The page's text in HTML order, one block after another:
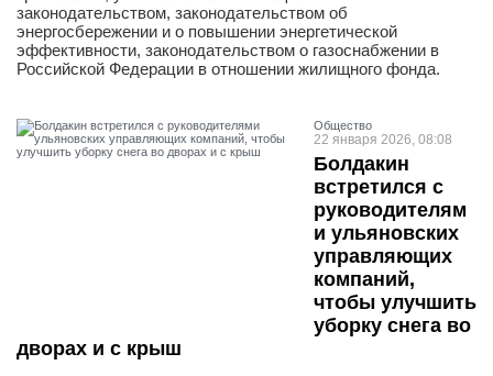
законодательством, законодательством об
энергосбережении и о повышении энергетической
эффективности, законодательством о газоснабжении в
Российской Федерации в отношении жилищного фонда.
Общество
22 января 2026, 08:08
Болдакин
встретился с
руководителям
и ульяновских
управляющих
компаний,
чтобы улучшить
уборку снега во
дворах и с крыш